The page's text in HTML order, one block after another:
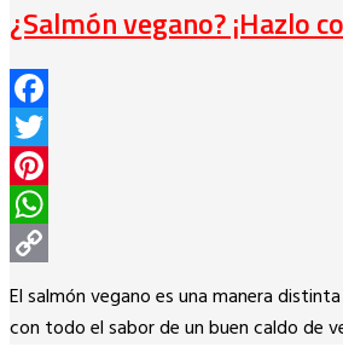
¿Salmón vegano? ¡Hazlo
Facebook
Twitter
Pinterest
WhatsApp
Copy
Link
El salmón vegano es una manera
con todo el sabor de un buen caldo de